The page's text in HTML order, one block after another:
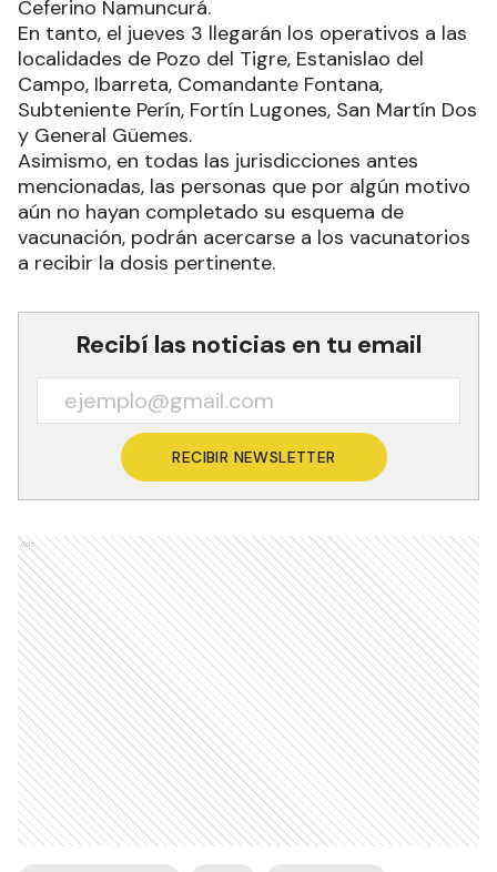
Ceferino Namuncurá.
En tanto, el jueves 3 llegarán los operativos a las
localidades de Pozo del Tigre, Estanislao del
Campo, Ibarreta, Comandante Fontana,
Subteniente Perín, Fortín Lugones, San Martín Dos
y General Güemes.
Asimismo, en todas las jurisdicciones antes
mencionadas, las personas que por algún motivo
aún no hayan completado su esquema de
vacunación, podrán acercarse a los vacunatorios
a recibir la dosis pertinente.
Recibí las noticias en tu email
RECIBIR NEWSLETTER
Ads